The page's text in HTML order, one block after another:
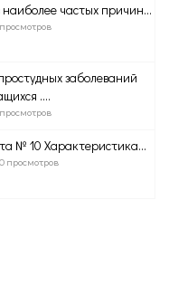
частых причин...
заболеваний
....
№ 10 Характеристика...
просмотров